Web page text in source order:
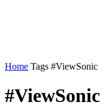
Home Tags #ViewSonic
#ViewSonic